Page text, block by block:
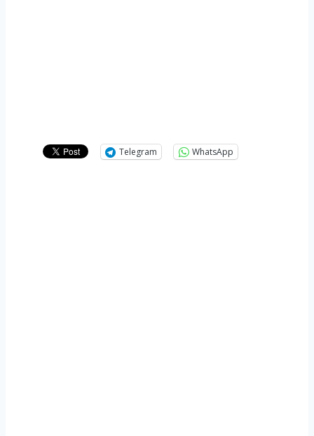
Telegram WhatsApp